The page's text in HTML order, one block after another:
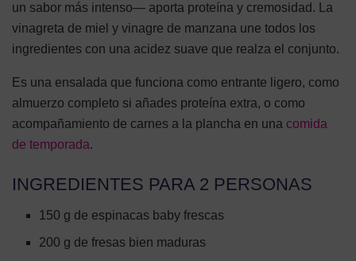
un sabor más intenso— aporta proteína y cremosidad. La
vinagreta de miel y vinagre de manzana une todos los
ingredientes con una acidez suave que realza el conjunto.
Es una ensalada que funciona como entrante ligero, como
almuerzo completo si añades proteína extra, o como
acompañamiento de carnes a la plancha en una comida
de temporada.
INGREDIENTES PARA 2 PERSONAS
150 g de espinacas baby frescas
200 g de fresas bien maduras